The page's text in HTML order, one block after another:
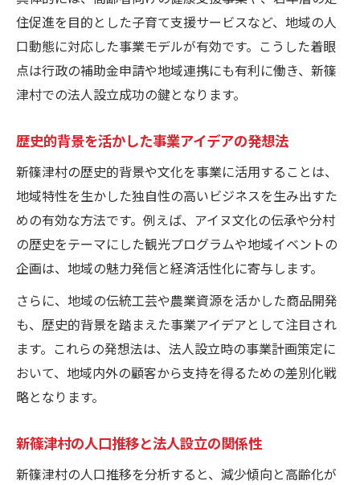
住促進を目的とした子育て支援サービスなど、地域の人
口動態に対応した事業モデルが有効です。こうした着眼
点は行政の補助金申請や地域連携にも有利に働き、新篠
津村での法人設立成功の鍵となります。
歴史的背景を活かした事業アイデアの発想法
新篠津村の歴史的背景や文化を事業に活用することは、
地域特性を生かした独自性の高いビジネスを生み出すた
めの有効な方法です。例えば、アイヌ文化の伝承や分村
の歴史をテーマにした観光プログラムや地域イベントの
企画は、地域の魅力発信と経済活性化に寄与します。
さらに、地域の伝統工芸や農業資源を活かした商品開発
も、歴史的背景を踏まえた事業アイデアとして注目され
ます。これらの発想法は、法人設立時の事業計画策定に
おいて、地域内外の顧客から支持を得るための差別化戦
略となります。
新篠津村の人口推移と法人設立の関係性
新篠津村の人口推移を分析すると、減少傾向と高齢化が